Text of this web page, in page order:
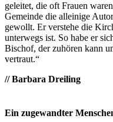
geleitet, die oft Frauen
Gemeinde die alleinige
gewollt. Er verstehe die
unterwegs ist. So habe er
Bischof, der zuhören kann
vertraut.“
// Barbara Dreiling
Ein zugewandter